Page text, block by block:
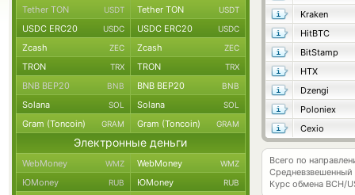
Kraken
HitBTC
BitStamp
HTX
Dzengi
Poloniex
Cexio
Всего по
Курс обмена BCH/
Tether TON USDT Tether TON USDT
USDC ERC20 USDC USDC ERC20 USDC
Zcash ZEC Zcash ZEC
TRON TRX TRON TRX
BNB BEP20 BNB BNB BEP20 BNB
Solana SOL Solana SOL
Gram (Toncoin) GRAM Gram (Toncoin) GRAM
Электронные деньги
WebMoney WMZ WebMoney WMZ
ЮMoney RUB ЮMoney RUB